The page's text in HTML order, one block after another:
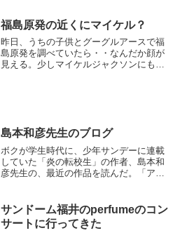
福島原発の近くにマイケル？
昨日、うちの子供とグーグルアースで福
島原発を調べていたら・・なんだか顔が
見える。少しマイケルジャクソンにも似
島本和彦先生のブログ
ボクが学生時代に、少年サンデーに連載
していた「炎の転校生」の作者、島本和
彦先生の、最近の作品を読んだ。「アオ
伝わってくるぜっ！時代設定も1980年代
なので、同世代のマン...
サンドーム福井のperfumeのコン
サートに行ってきた